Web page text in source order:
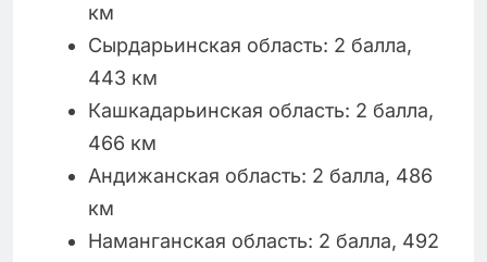
км
Сырдарьинская область: 2 балла,
443 км
Кашкадарьинская область: 2 балла,
466 км
Андижанская область: 2 балла, 486
км
Наманганская область: 2 балла, 492